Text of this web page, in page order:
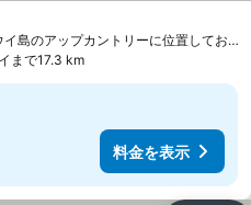
マウイ島のアップカントリーに位置しております
を表示
まで17.3 km
料金を表示